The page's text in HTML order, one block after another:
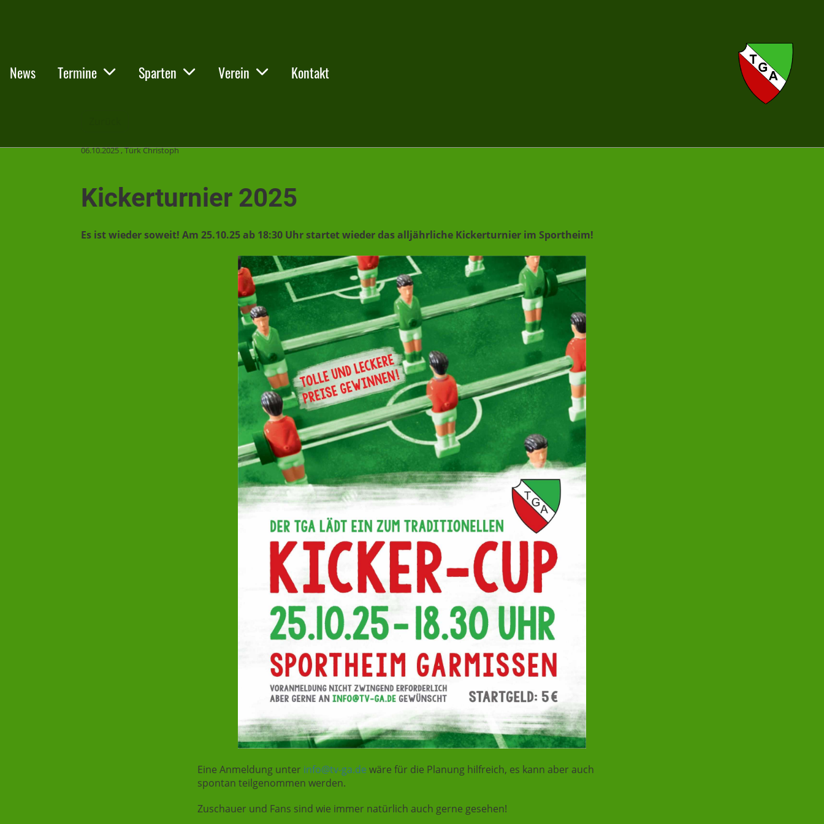
News Termine Sparten Verein Kontakt
06.10.2025, Türk Christoph
Kickerturnier 2025
Es ist wieder soweit! Am 25.10.25 ab 18:30 Uhr startet wieder das alljährliche Kickerturnier im Sportheim!
Eine Anmeldung unter info@tv-ga.de wäre für die Planung hilfreich, es kann aber auch
spontan teilgenommen werden.
Zuschauer und Fans sind wie immer natürlich auch gerne gesehen!